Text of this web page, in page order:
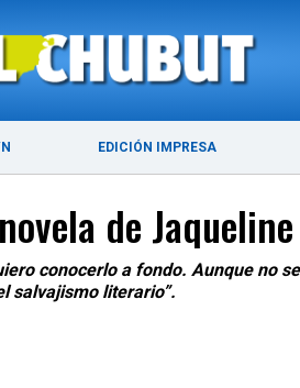
EDICIÓN IMPRESA
ÚLTIMAS NOTICIAS PUERTO
novela de
conocerlo a fondo. Aunque no
salvajismo literario”.